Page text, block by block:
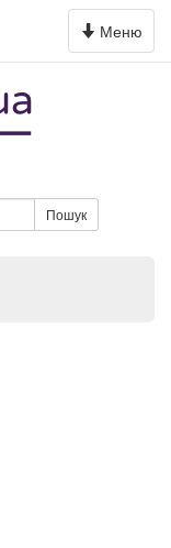
Toggle
navigation
Меню
Пошук